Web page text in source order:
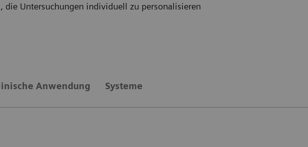
die Untersuchungen individuell zu personalisieren
Anwendung Systeme